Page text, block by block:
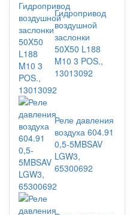
Гидропривод
воздушной
заслонки
50X50 L188
M10 3 POS.,
13013092
Реле давления
воздуха 604.91
0,5-5MBSAV
LGW3,
65300692